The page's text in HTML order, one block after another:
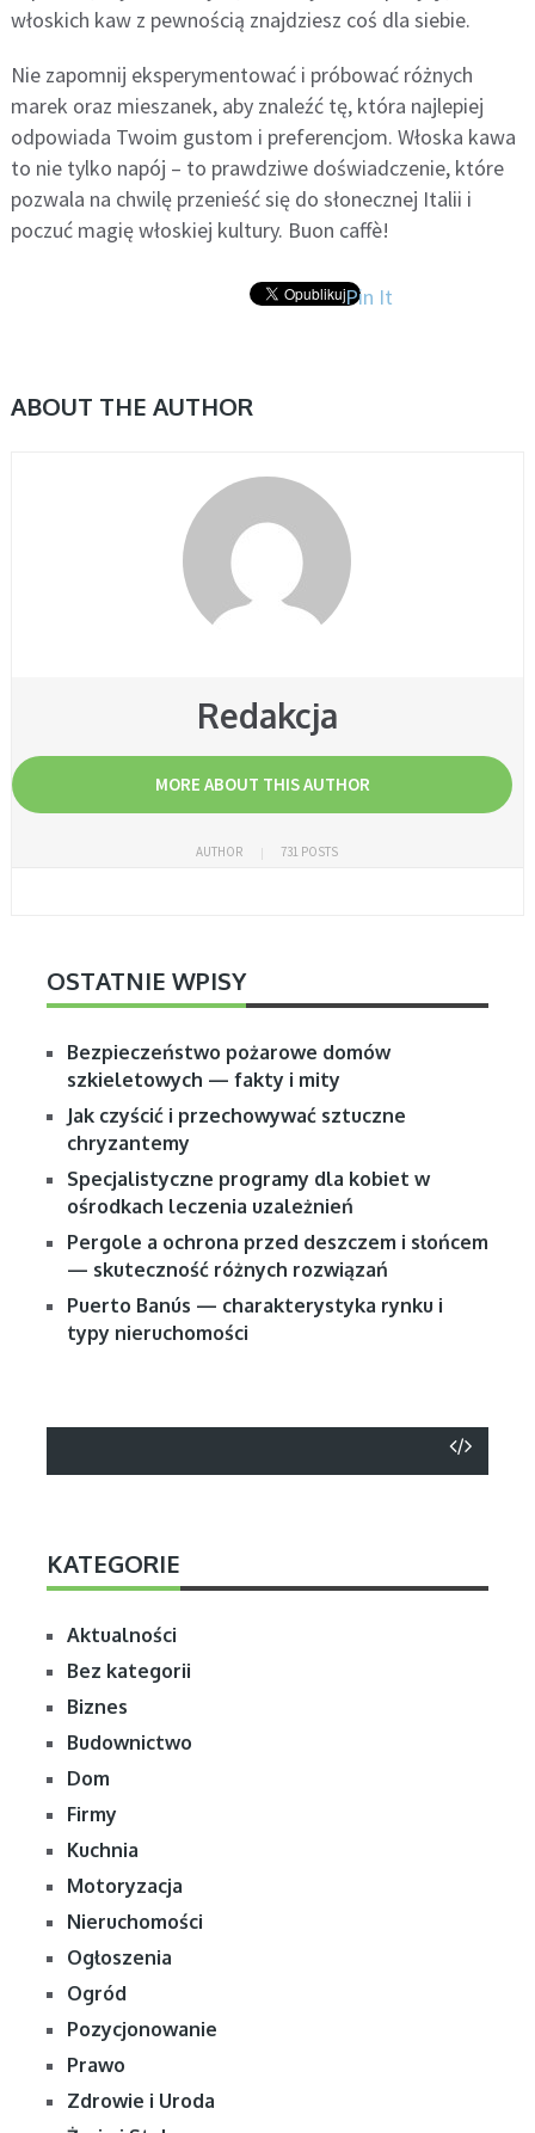
włoskich kaw z pewnością znajdziesz coś dla siebie.
Nie zapomnij eksperymentować i próbować różnych
marek oraz mieszanek, aby znaleźć tę, która najlepiej
odpowiada Twoim gustom i preferencjom. Włoska kawa
to nie tylko napój – to prawdziwe doświadczenie, które
pozwala na chwilę przenieść się do słonecznej Italii i
poczuć magię włoskiej kultury. Buon caffè!
Pin It
ABOUT THE AUTHOR
Redakcja
MORE ABOUT THIS AUTHOR
AUTHOR 731 POSTS
OSTATNIE WPISY
Bezpieczeństwo pożarowe domów
szkieletowych — fakty i mity
Jak czyścić i przechowywać sztuczne
chryzantemy
Specjalistyczne programy dla kobiet w
ośrodkach leczenia uzależnień
Pergole a ochrona przed deszczem i słońcem
— skuteczność różnych rozwiązań
Puerto Banús — charakterystyka rynku i
typy nieruchomości
KATEGORIE
Aktualności
Bez kategorii
Biznes
Budownictwo
Dom
Firmy
Kuchnia
Motoryzacja
Nieruchomości
Ogłoszenia
Ogród
Pozycjonowanie
Prawo
Zdrowie i Uroda